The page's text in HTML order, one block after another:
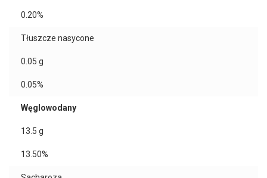
0.20%
Tłuszcze nasycone
0.05 g
0.05%
Węglowodany
13.5 g
13.50%